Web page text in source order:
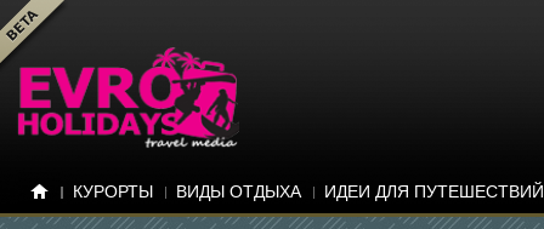
КУРОРТЫ ВИДЫ ОТДЫХА ИДЕИ ДЛЯ ПУТЕШЕСТВИЙ